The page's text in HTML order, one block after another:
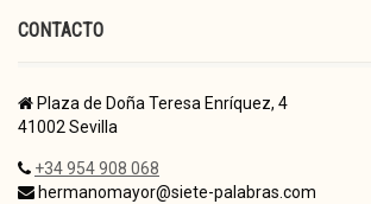
CONTACTO
Plaza de Doña Teresa Enríquez, 4
41002 Sevilla
+34 954 908 068
hermanomayor@siete-palabras.com